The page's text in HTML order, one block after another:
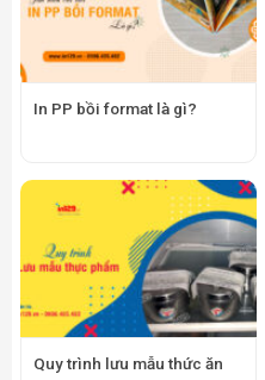
In PP bồi format là gì?
Quy trình lưu mẫu thức ăn